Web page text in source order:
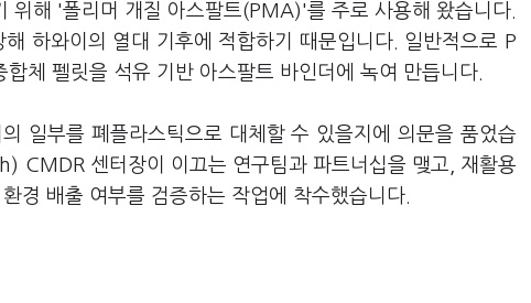
해 '폴리머 개질 아스팔트(PMA)'를 주로 사용해 왔습니다.
하와이의 열대 기후에 적합하기 때문입니다. 일반적으로 P
체 펠릿을 석유 기반 아스팔트 바인더에 녹여 만듭니다.
일부를 폐플라스틱으로 대체할 수 있을지에 의문을 품었습
CMDR 센터장이 이끄는 연구팀과 파트너십을 맺고, 재활용
경 배출 여부를 검증하는 작업에 착수했습니다.